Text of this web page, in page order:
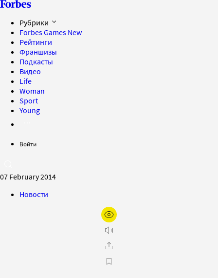
Рубрики
Forbes Games New
Рейтинги
Франшизы
Подкасты
Видео
Life
Woman
Sport
Young
Войти
07 February 2014
Новости